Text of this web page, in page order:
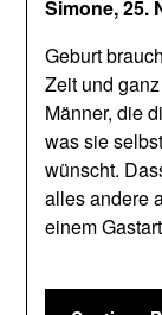
Simone,25.
Geburt
Zeit und
Männer, die
was sie
wünscht.
alles andere
einem